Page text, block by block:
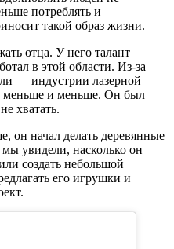
потреблять и
такой образ жизни.
отца. У него талант
в этой области. Из-за
— индустрии лазерной
меньше и меньше. Он был
хватать.
он начал делать деревянные
увидели, насколько он
создать небольшой
его игрушки и